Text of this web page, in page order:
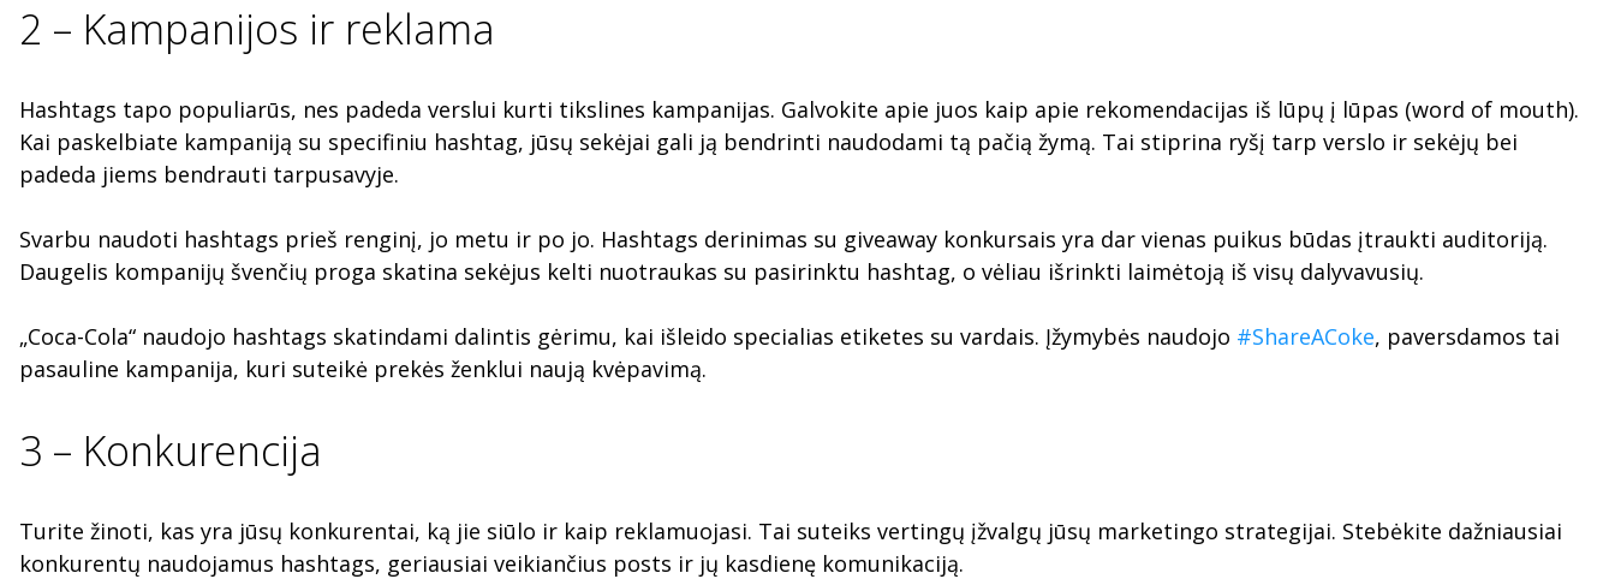
2 – Kampanijos ir reklama
Hashtags tapo populiarūs, nes padeda verslui kurti tikslines kampanijas. Galvokite apie juos kaip apie rekomendacijas iš lūpų į lūpas (word of mouth).
Kai paskelbiate kampaniją su specifiniu hashtag, jūsų sekėjai gali ją bendrinti naudodami tą pačią žymą. Tai stiprina ryšį tarp verslo ir sekėjų bei
padeda jiems bendrauti tarpusavyje.
Svarbu naudoti hashtags prieš renginį, jo metu ir po jo. Hashtags derinimas su giveaway konkursais yra dar vienas puikus būdas įtraukti auditoriją.
Daugelis kompanijų švenčių proga skatina sekėjus kelti nuotraukas su pasirinktu hashtag, o vėliau išrinkti laimėtoją iš visų dalyvavusių.
„Coca-Cola“ naudojo hashtags skatindami dalintis gėrimu, kai išleido specialias etiketes su vardais. Įžymybės naudojo #ShareACoke, paversdamos tai
pasauline kampanija, kuri suteikė prekės ženklui naują kvėpavimą.
3 – Konkurencija
Turite žinoti, kas yra jūsų konkurentai, ką jie siūlo ir kaip reklamuojasi. Tai suteiks vertingų įžvalgų jūsų marketingo strategijai. Stebėkite dažniausiai
konkurentų naudojamus hashtags, geriausiai veikiančius posts ir jų kasdienę komunikaciją.